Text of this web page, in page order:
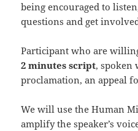
being encouraged to
questions and get
Participant who are
2 minutes script, spoken
proclamation, an appeal
We will use the Human
amplify the speaker’s